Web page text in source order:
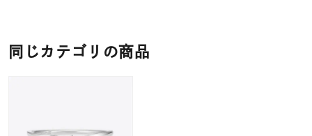
同じカテゴリの商品